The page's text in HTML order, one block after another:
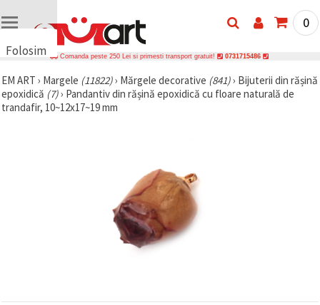
Folosim
uri
🍪 Folosim
cookie-uri
0
Comanda peste 250 Lei si primesti transport gratuit! 0731715486
EM ART › Margele (11822)› Mărgele decorative (841)› Bijuterii din rășină
epoxidică (7)› Pandantiv din rășină epoxidică cu floare naturală de
trandafir, 10~12x17~19 mm